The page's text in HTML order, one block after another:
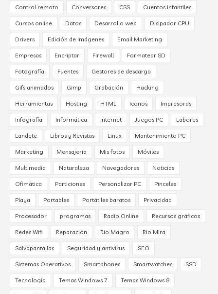
Control remoto Conversores CSS Cuentos infantiles
Cursos online Datos Desarrollo web Disipador CPU
Drivers Edición de imágenes Email Marketing
Empresas Encriptar Firewall Formatear SD
Fotografía Fuentes Gestores de descarga
Gifs animados Gimp Grabación Hacking
Herramientas Hosting HTML Iconos Impresoras
Infografía Informática Internet Juegos PC Labores
Landete Libros y Revistas Linux Mantenimiento PC
Marketing Mensajería Mis fotos Móviles
Multimedia Naturaleza Navegadores Noticias
Ofimática Particiones Personalizar PC Pinceles
Playa Portables Portátiles baratos Privacidad
Procesador programas Radio Online Recursos gráficos
Redes Wifi Reparación Rio Magro Rio Mira
Salvapantallas Seguridad y antivirus SEO
Sistemas Operativos Smartphones Smartwatches SSD
Tecnología Temas Windows 7 Temas Windows 8